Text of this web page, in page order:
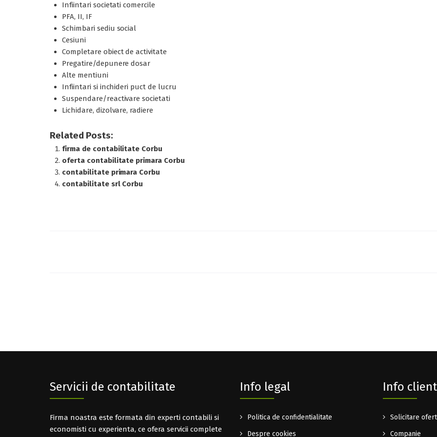
Infiintari societati comercile
PFA, II, IF
Schimbari sediu social
Cesiuni
Completare obiect de activitate
Pregatire/depunere dosar
Alte mentiuni
Infiintari si inchideri puct de lucru
Suspendare/reactivare societati
Lichidare, dizolvare, radiere
Related Posts:
firma de contabilitate Corbu
oferta contabilitate primara Corbu
contabilitate primara Corbu
contabilitate srl Corbu
Servicii de contabilitate
Firma noastra este formata din experti contabili si
economisti cu experienta, ce ofera servicii complete
Info legal
Politica de confidentialitate
Despre cookies
Info client
Solicitare
Companie